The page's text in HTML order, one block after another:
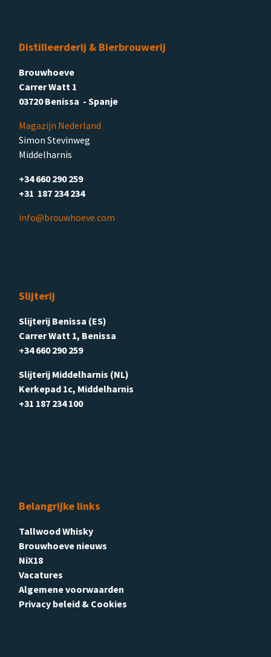
Distilleerderij & Bierbrouwerij
Brouwhoeve
Carrer Watt 1
03720 Benissa - Spanje
Magazijn Nederland
Simon Stevinweg
Middelharnis
+34 660 290 259
+31 187 234 234
info@brouwhoeve.com
Slijterij
Slijterij Benissa (ES)
Carrer Watt 1, Benissa
+34 660 290 259
Slijterij Middelharnis (NL)
Kerkepad 1c, Middelharnis
+31 187 234 100
Belangrijke links
Tallwood Whisky
Brouwhoeve nieuws
NiX18
Vacatures
Algemene voorwaarden
Privacy beleid & Cookies